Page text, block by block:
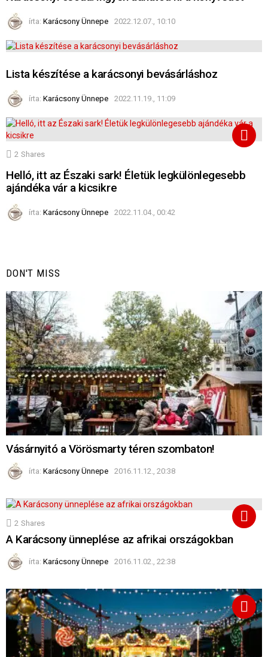
írta: Karácsony Ünnepe 2022.12.07., 10:10
Lista készítése a karácsonyi bevásárláshoz
írta: Karácsony Ünnepe 2022.11.19., 11:09
2 Shares
Helló, itt az Északi sark! Életük legkülönlegesebb
ajándéka vár a kicsikre
írta: Karácsony Ünnepe 2022.11.04., 00:42
DON'T MISS
Vásárnyitó a Vörösmarty téren szombaton!
írta: Karácsony Ünnepe 2016.11.12., 20:38
2 Shares
A Karácsony ünneplése az afrikai országokban
írta: Karácsony Ünnepe 2016.11.02., 22:38